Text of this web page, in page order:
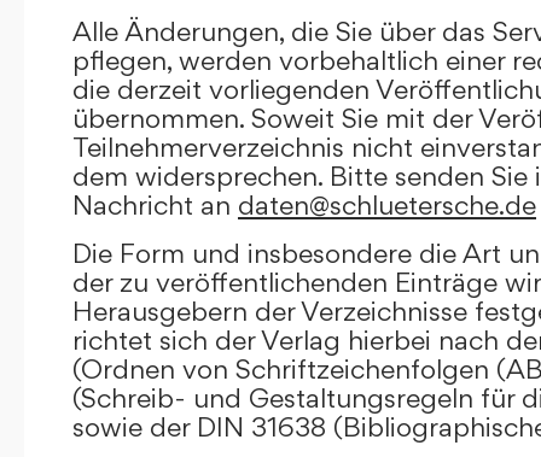
Alle Änderungen, die Sie über das
pflegen, werden vorbehaltlich einer
die derzeit vorliegenden
übernommen. Soweit Sie mit der
Teilnehmerverzeichnis nicht
dem widersprechen. Bitte senden Sie
Nachricht an daten@schluetersche.de
Die Form und insbesondere die Art
der zu veröffentlichenden Einträge
Herausgebern der Verzeichnisse
richtet sich der Verlag hierbei nach
(Ordnen von Schriftzeichenfolgen
(Schreib- und Gestaltungsregeln für
sowie der DIN 31638